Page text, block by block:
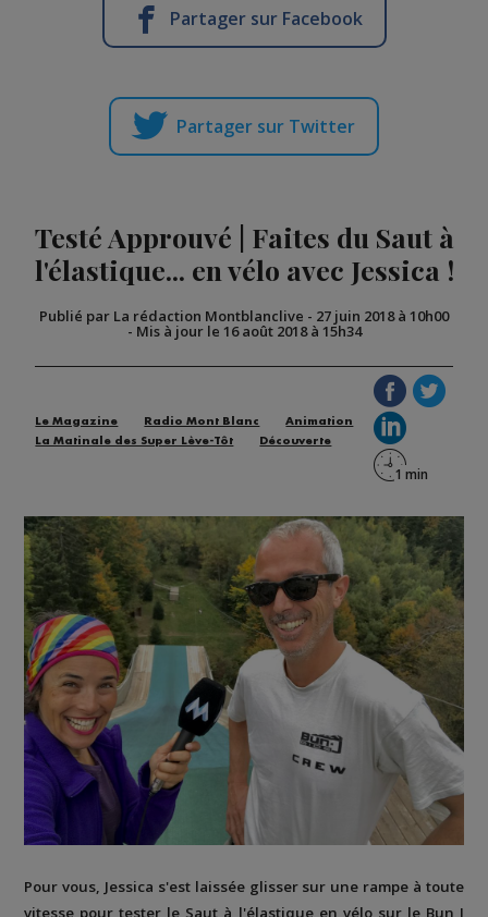
Partager sur Facebook
Partager sur Twitter
Testé Approuvé | Faites du Saut à
l'élastique... en vélo avec Jessica !
Publié par La rédaction Montblanclive - 27 juin 2018 à 10h00
- Mis à jour le 16 août 2018 à 15h34
Le Magazine Radio Mont Blanc
Animation
La Matinale des Super Lève-Tôt
Découverte
Pour vous, Jessica s'est laissée glisser sur une rampe à toute
vitesse pour tester le Saut à l'élastique en vélo sur le Bun J